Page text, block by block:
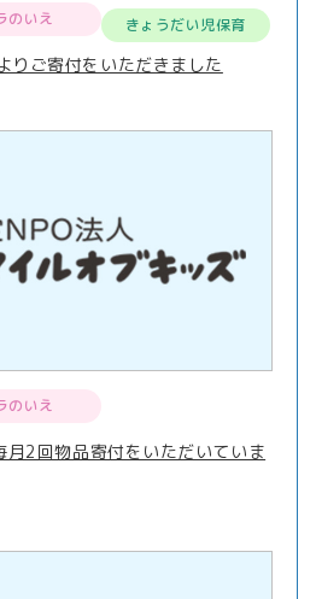
のいえ きょうだい児保育
りご寄付をいただきました
のいえ
2回物品寄付をいただいていま